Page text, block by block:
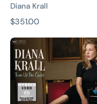
Diana Krall
原
$351.00
Turn
Up
The
Quiet
(SACD)
(日